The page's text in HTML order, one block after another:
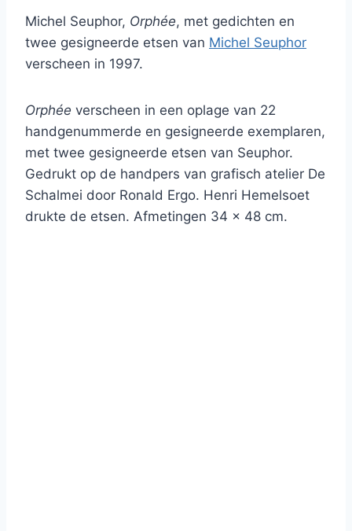
Michel Seuphor, Orphée, met gedichten en
twee gesigneerde etsen van Michel Seuphor
verscheen in 1997.
Orphée verscheen in een oplage van 22
handgenummerde en gesigneerde exemplaren,
met twee gesigneerde etsen van Seuphor.
Gedrukt op de handpers van grafisch atelier De
Schalmei door Ronald Ergo. Henri Hemelsoet
drukte de etsen. Afmetingen 34 x 48 cm.